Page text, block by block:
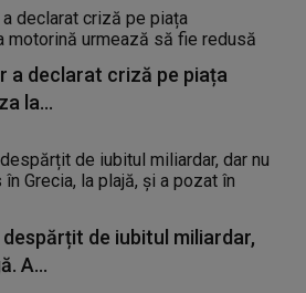
a declarat criză pe piața
la...
de iubitul miliardar,
A...